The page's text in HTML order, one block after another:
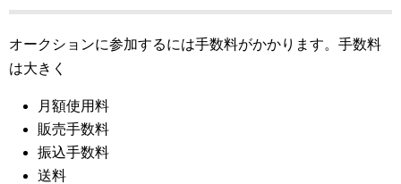
オークションに参加するには手数料がかかります。手数料
は大きく
月額使用料
販売手数料
振込手数料
送料